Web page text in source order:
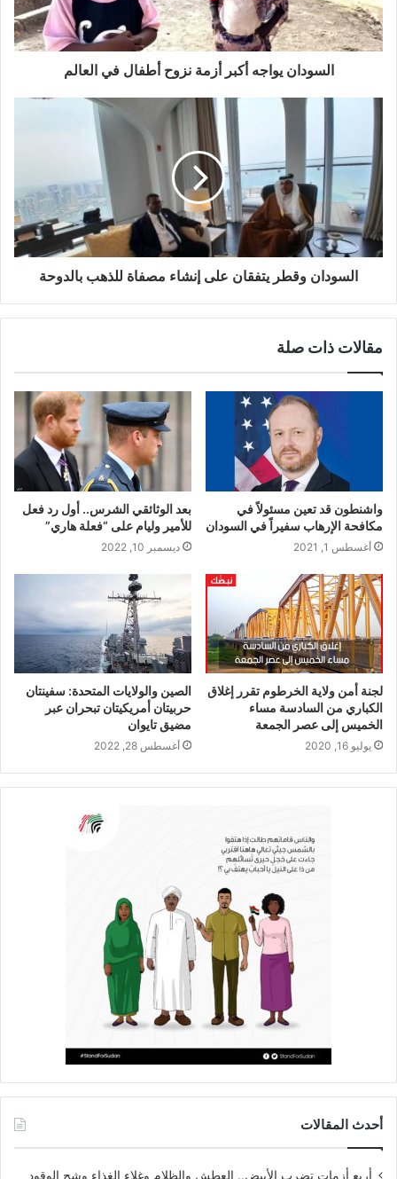
السودان يواجه أكبر أزمة نزوح أطفال في العالم
السودان وقطر يتفقان على إنشاء مصفاة للذهب بالدوحة
مقالات ذات صلة
واشنطون قد تعين مسئولاً في
مكافحة الإرهاب سفيراً في السودان
أغسطس 1, 2021
بعد الوثائقي الشرس.. أول رد فعل
للأمير وليام على “فعلة هاري”
ديسمبر 10, 2022
لجنة أمن ولاية الخرطوم تقرر إغلاق
الكباري من السادسة مساء
الخميس إلى عصر الجمعة
يوليو 16, 2020
الصين والولايات المتحدة: سفينتان
حربيتان أمريكيتان تبحران عبر
مضيق تايوان
أغسطس 28, 2022
أحدث المقالات
أربع أزمات تضرب الأبيض.. العطش والظلام وغلاء الغذاء وشح الوقود